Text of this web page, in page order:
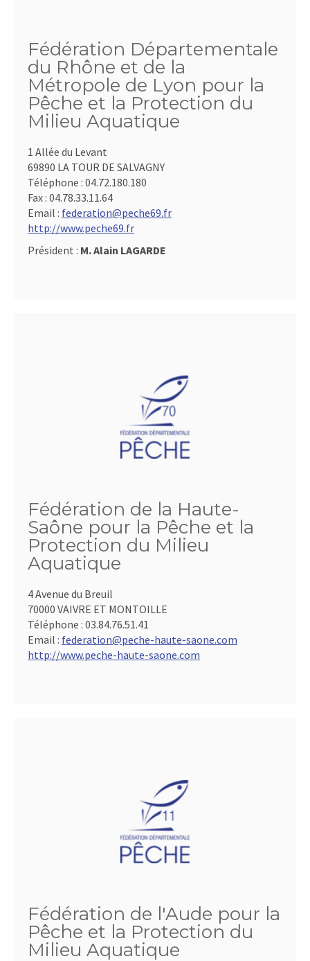
Fédération Départementale
du Rhône et de la
Métropole de Lyon pour la
Pêche et la Protection du
Milieu Aquatique
1 Allée du Levant
69890 LA TOUR DE SALVAGNY
Téléphone : 04.72.180.180
Fax : 04.78.33.11.64
Email : federation@peche69.fr
http://www.peche69.fr
Président : M. Alain LAGARDE
Fédération de la Haute-
Saône pour la Pêche et la
Protection du Milieu
Aquatique
4 Avenue du Breuil
70000 VAIVRE ET MONTOILLE
Téléphone : 03.84.76.51.41
Email : federation@peche-haute-saone.com
http://www.peche-haute-saone.com
Fédération de l'Aude pour la
Pêche et la Protection du
Milieu Aquatique